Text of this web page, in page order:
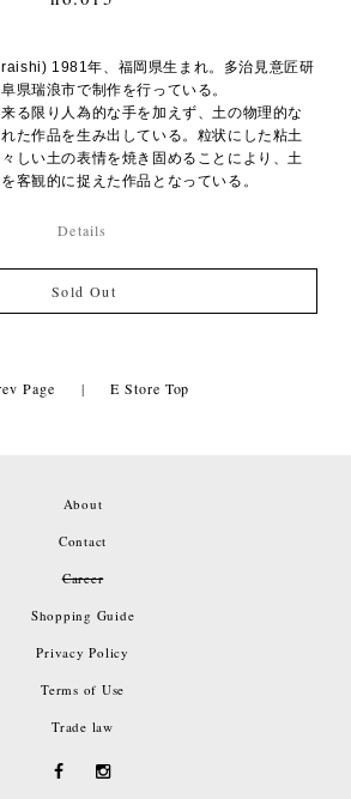
1981年、福岡県生まれ。多治見意匠研
県瑞浪市で制作を行っている。
る限り人為的な手を加えず、土の物理的な
た作品を生み出している。粒状にした粘土
しい土の表情を焼き固めることにより、土
客観的に捉えた作品となっている。
Details
Sold Out
Page | E Store Top
About
Contact
Career
Shopping Guide
Privacy Policy
Terms of Use
Trade law